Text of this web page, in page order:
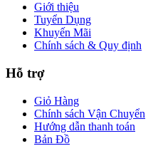
Giới thiệu
Tuyển Dụng
Khuyến Mãi
Chính sách & Quy định
Hỗ trợ
Giỏ Hàng
Chính sách Vận Chuyển
Hướng dẫn thanh toán
Bản Đồ